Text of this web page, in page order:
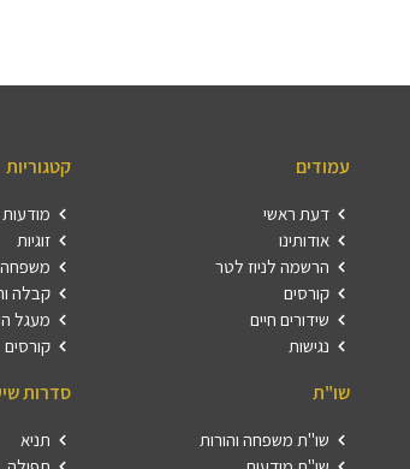
עמודים
דעת ראשי
אודותינו
הרשמה לניוז לטר
קורסים
שידורים חיים
נגישות
שו"ת
שו"ת משפחה והורות
קטגוריות
זוגיות
משפחה
קבלה
מעגל
קורסים
סדרות
תניא